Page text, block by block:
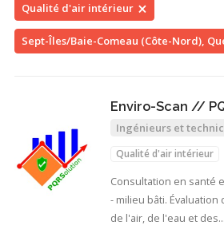
Qualité d'air intérieur
Sept-Îles/Baie-Comeau (Côte-Nord),
Enviro-Scan //
Ingénieurs et
Qualité d'air intérieur
Consultation en santé
- milieu bâti. Évaluation
de l'air, de l'eau et des…